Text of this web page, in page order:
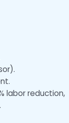
labor reduction,